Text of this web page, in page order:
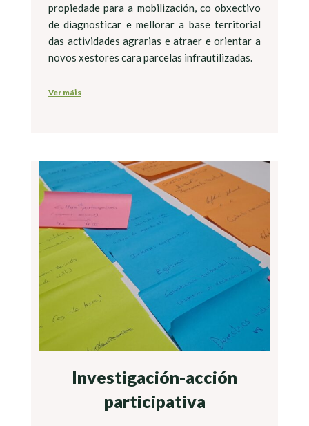
propiedade para a mobilización, co obxectivo
de diagnosticar e mellorar a base territorial
das actividades agrarias e atraer e orientar a
novos xestores cara parcelas infrautilizadas.
Ver máis
Investigación-acción
participativa